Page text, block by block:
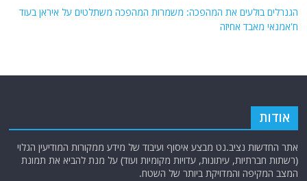
הגנרלים בולעים את המהפכה: משמרות המהפכה משתלטים על איראן בעוד
ח'אמנאי מאבד אחיזה
אודות
אתר החדשות נציב.נט מבצע איסוף ועיבוד של מידע ממקורות המודיעין הגלוי
(רשתות חברתיות, עיתונות, עדויות מקומיות ועוד) על מנת להביא את תמונת
המצב המקיפה והמדויקת ביותר של השטח.